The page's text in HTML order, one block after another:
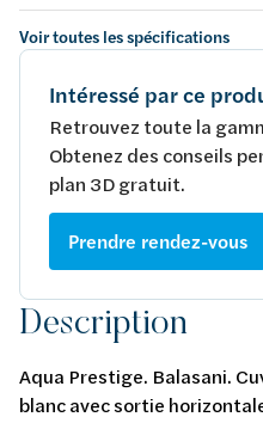
Voir toutes les spécifications
Intéressé par ce
Retrouvez toute la
Obtenez des conseils
plan 3D gratuit.
Prendre rendez-vous
Description
Aqua Prestige. Balasani.
blanc avec sortie